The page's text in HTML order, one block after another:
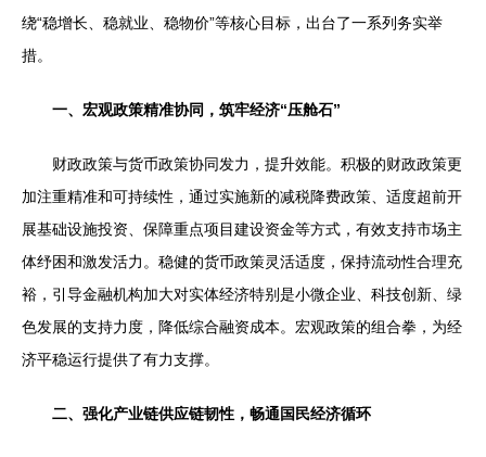
绕“稳增长、稳就业、稳物价”等核心目标，出台了一系列务实举
措。
一、宏观政策精准协同，筑牢经济“压舱石”
财政政策与货币政策协同发力，提升效能。积极的财政政策更
加注重精准和可持续性，通过实施新的减税降费政策、适度超前开
展基础设施投资、保障重点项目建设资金等方式，有效支持市场主
体纾困和激发活力。稳健的货币政策灵活适度，保持流动性合理充
裕，引导金融机构加大对实体经济特别是小微企业、科技创新、绿
色发展的支持力度，降低综合融资成本。宏观政策的组合拳，为经
济平稳运行提供了有力支撑。
二、强化产业链供应链韧性，畅通国民经济循环